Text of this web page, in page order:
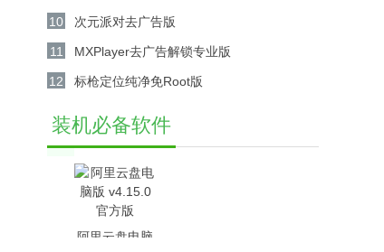
10 次元派对去广告版
11 MXPlayer去广告解锁专业版
12 标枪定位纯净免Root版
装机必备软件
阿里云盘电脑